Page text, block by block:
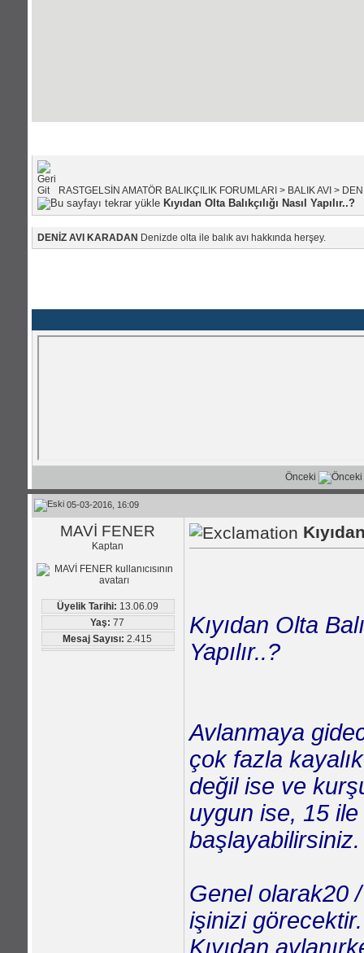
RASTGELSİN AMATÖR BALIKÇILIK FORUMLARI > BALIK AVI >
Kıyıdan Olta Balıkçılığı Nasıl Yapılır..?
DENİZ AVI KARADAN Denizde olta ile balık avı hakkında herşey.
Önceki
05-03-2016, 16:09
MAVİ FENER
Kaptan
Üyelik Tarihi: 13.06.09
Yaş: 77
Mesaj Sayısı: 2.415
Kıyıdan Olta
Yapılır..?
Avlanmaya
çok fazla
değil ise ve
uygun ise, 15
başlayabilirsiniz.
Genel olarak20
işinizi görecektir.
Kıyıdan